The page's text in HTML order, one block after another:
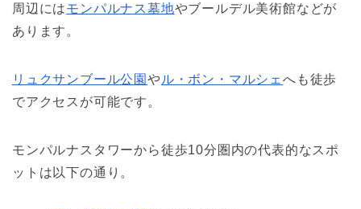
周辺にはモンパルナス墓地やブールデル美術館などが
あります。
リュクサンブール公園 やル・ボン・マルシェ へも徒歩
でアクセスが可能です。
モンパルナスタワーから徒歩10分圏内の代表的なスポ
ットは以下の通り。